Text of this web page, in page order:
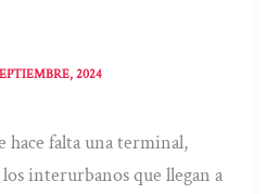
2024
hace falta una terminal,
interurbanos que llegan a